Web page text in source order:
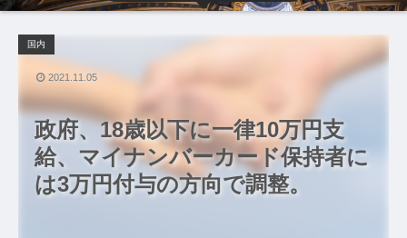
政府、18歳以下に一律10万円支
給、マイナンバーカード保持者に
は3万円付与の方向で調整。
国内
2021.11.05